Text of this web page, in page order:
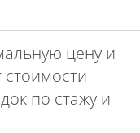
цену и
по стажу и